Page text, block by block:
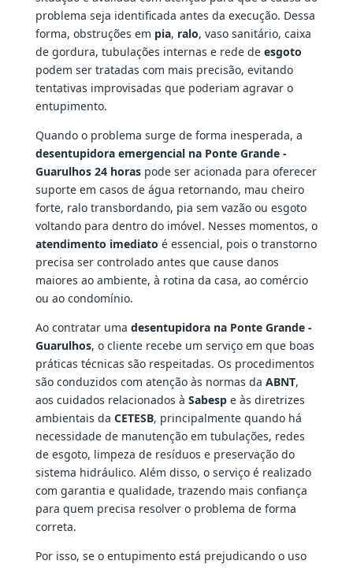
problema seja identificada antes da execução. Dessa
forma, obstruções em pia, ralo, vaso sanitário, caixa
de gordura, tubulações internas e rede de esgoto
podem ser tratadas com mais precisão, evitando
tentativas improvisadas que poderiam agravar o
entupimento.
Quando o problema surge de forma inesperada, a
desentupidora emergencial na Ponte Grande -
Guarulhos 24 horaspode ser acionada para oferecer
suporte em casos de água retornando, mau cheiro
forte, ralo transbordando, pia sem vazão ou esgoto
voltando para dentro do imóvel. Nesses momentos, o
atendimento imediato é essencial, pois o transtorno
precisa ser controlado antes que cause danos
maiores ao ambiente, à rotina da casa, ao comércio
ou ao condomínio.
Ao contratar uma desentupidora na Ponte Grande -
Guarulhos, o cliente recebe um serviço em que boas
práticas técnicas são respeitadas. Os procedimentos
são conduzidos com atenção às normas da ABNT,
aos cuidados relacionados à Sabespe às diretrizes
ambientais da CETESB, principalmente quando há
necessidade de manutenção em tubulações, redes
de esgoto, limpeza de resíduos e preservação do
sistema hidráulico. Além disso, o serviço é realizado
com garantia e qualidade, trazendo mais confiança
para quem precisa resolver o problema de forma
correta.
Por isso, se o entupimento está prejudicando o uso